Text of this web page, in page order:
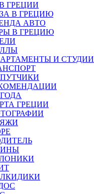
ГРЕЦИИ
В ГРЕЦИЮ
АВТО
В ГРЕЦИЮ
И СТУДИИ
ГРЕЦИИ